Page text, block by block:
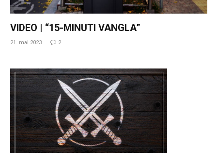
VIDEO | “15-MINUTI VANGLA”
21. mai 2023 2